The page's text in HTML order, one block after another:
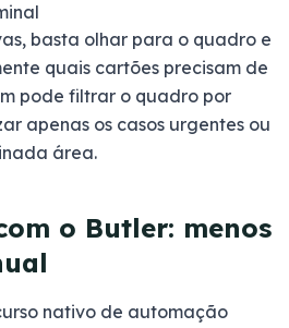
basta olhar para o quadro e
quais cartões precisam de
pode filtrar o quadro por
apenas os casos urgentes ou
área.
o Butler: menos
nativo de automação